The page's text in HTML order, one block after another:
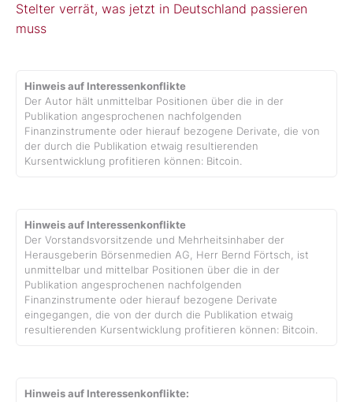
Stelter verrät, was jetzt in Deutschland passieren
muss
Hinweis auf Interessenkonflikte
Der Autor hält unmittelbar Positionen über die in der
Publikation angesprochenen nachfolgenden
Finanzinstrumente oder hierauf bezogene Derivate, die von
der durch die Publikation etwaig resultierenden
Kursentwicklung profitieren können: Bitcoin.
Hinweis auf Interessenkonflikte
Der Vorstandsvorsitzende und Mehrheitsinhaber der
Herausgeberin Börsenmedien AG, Herr Bernd Förtsch, ist
unmittelbar und mittelbar Positionen über die in der
Publikation angesprochenen nachfolgenden
Finanzinstrumente oder hierauf bezogene Derivate
eingegangen, die von der durch die Publikation etwaig
resultierenden Kursentwicklung profitieren können: Bitcoin.
Hinweis auf Interessenkonflikte: